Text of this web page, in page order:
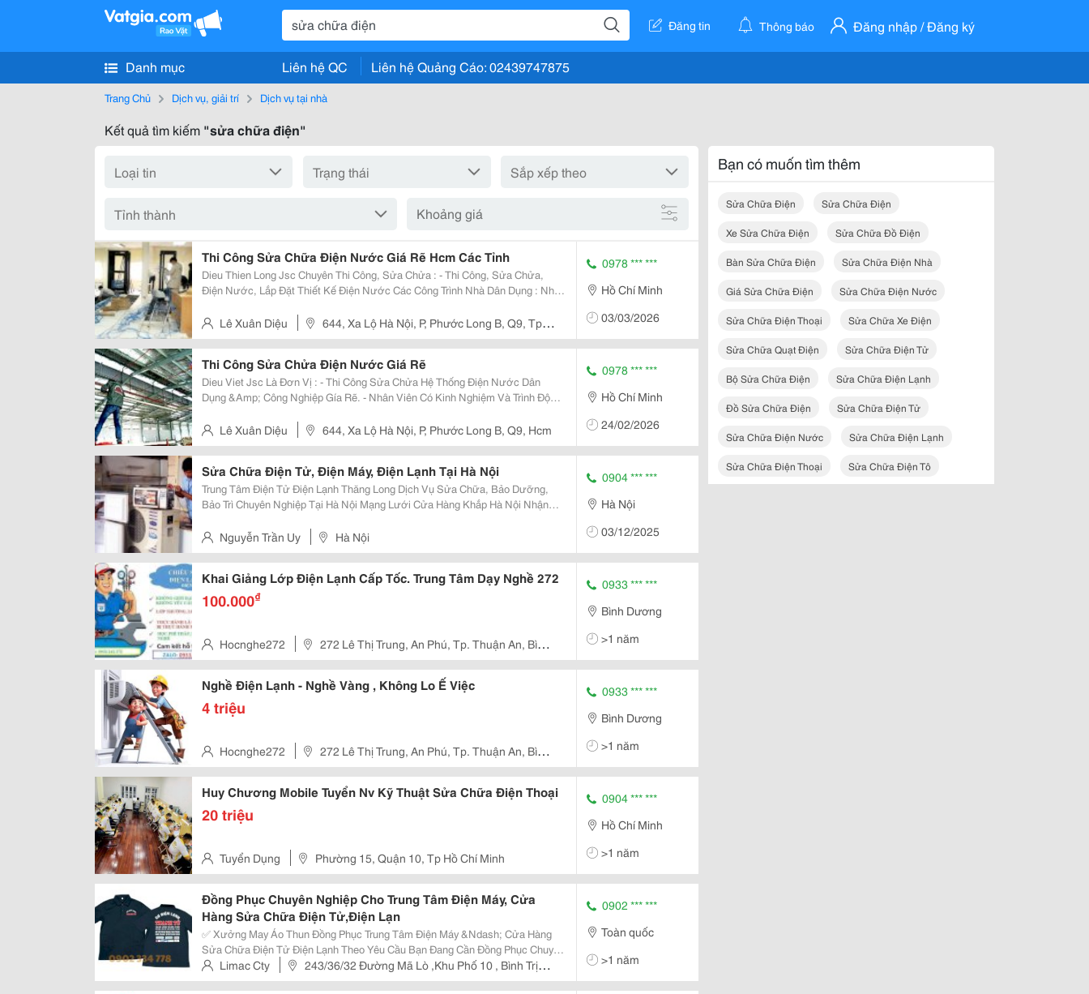
Đăng tin Thông báo Đăng nhập / Đăng ký
Danh mục Liên hệ QC Liên hệ Quảng Cáo: 02439747875
Trang Chủ Dịch vụ, giải trí Dịch vụ tại nhà
Kết quả tìm kiếm "sửa chữa điện"
Khoảng giá
Thi Công Sửa Chữa Điện Nước Giá Rẽ Hcm Các Tỉnh
Dieu Thien Long Jsc Chuyên Thi Công, Sửa Chửa : - Thi Công, Sửa Chửa,
Điện Nước, Lắp Đặt Thiết Kế Điện Nước Các Công Trình Nhà Dân Dụng : Nhà
Nghiệp, Điện Máy, Điện Lạnh,
Lê Xuân Diệu
644, Xa Lộ Hà Nội, P, Phước Long B, Q9, Tp
Hcm
0978 *** ***
Hồ Chí Minh
03/03/2026
Thi Công Sửa Chửa Điện Nước Giá Rẽ
Dieu Viet Jsc Là Đơn Vị : - Thi Công Sửa Chửa Hệ Thống Điện Nước Dân
Dụng &Amp; Công Nghiệp Gía Rẽ. - Nhân Viên Có Kinh Nghiệm Và Trình Độ
Kp, Tân Hòa, P Đông
Lê Xuân Diệu 644, Xa Lộ Hà Nội, P, Phước Long B, Q9, Hcm
0978 *** ***
Hồ Chí Minh
24/02/2026
Sửa Chữa Điện Tử, Điện Máy, Điện Lạnh Tại Hà Nội
Trung Tâm Điện Tử Điện Lạnh Thăng Long Dịch Vụ Sửa Chữa, Bảo Dưỡng,
Bảo Trì Chuyên Nghiệp Tại Hà Nội Mạng Lưới Cửa Hàng Khắp Hà Nội Nhận
Tủ Lạnh - Máy Giặt - Bình Nóng Lạnh - Lò...
Nguyễn Trần Uy Hà Nội
0904 *** ***
Hà Nội
03/12/2025
Khai Giảng Lớp Điện Lạnh Cấp Tốc. Trung Tâm Dạy Nghề 272
100.000₫
Hocnghe272
272 Lê Thị Trung, An Phú, Tp. Thuận An, Bình
Dương, Vietnam
0933 *** ***
Bình Dương
>1 năm
Nghề Điện Lạnh - Nghề Vàng , Không Lo Ế Việc
4 triệu
Hocnghe272
272 Lê Thị Trung, An Phú, Tp. Thuận An, Bình
Dương, Vietnam
0933 *** ***
Bình Dương
>1 năm
Huy Chương Mobile Tuyển Nv Kỹ Thuật Sửa Chữa Điện Thoại
20 triệu
Tuyển Dụng Phường 15, Quận 10, Tp Hồ Chí Minh
0904 *** ***
Hồ Chí Minh
>1 năm
Đồng Phục Chuyên Nghiệp Cho Trung Tâm Điện Máy, Cửa
Hàng Sửa Chữa Điện Tử,Điện Lạn
✅ Xưởng May Áo Thun Đồng Phục Trung Tâm Điện Máy &Ndash; Cửa Hàng
Sửa Chữa Điện Tử Điện Lạnh Theo Yêu Cầu Bạn Đang Cần Đồng Phục Chuyên
Nghiệp Cho Trung Tâm Điện Máy , Cửa Hàng Sửa Chữa Điện Tử &Ndash; Điện
Lạnh ? Limac Nhận May Sỉ Lẻ Áo Thun Đồng...
Limac Cty
243/36/32 Đường Mã Lò ,Khu Phố 10 , Bình Trị
Đông A , Quận Bình Tân , Hcm
0902 *** ***
Toàn quốc
>1 năm
Bạn có muốn tìm thêm
Sửa Chữa Điện Sửa Chữa Điện
Xe Sửa Chữa Điện Sửa Chữa Đồ Điện
Bàn Sửa Chữa Điện Sửa Chữa Điện Nhà
Giá Sửa Chữa Điện Sửa Chữa Điện Nước
Sửa Chữa Điện Thoại Sửa Chữa Xe Điện
Sửa Chữa Quạt Điện Sửa Chữa Điện Tử
Bộ Sửa Chữa Điện Sửa Chữa Điện Lạnh
Đồ Sửa Chữa Điện Sửa Chữa Điện Tử
Sửa Chữa Điện Nước Sửa Chữa Điện Lạnh
Sửa Chữa Điện Thoại Sửa Chữa Điện Tô